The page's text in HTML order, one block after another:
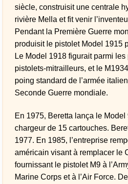
siècle, construisit une centrale
rivière Mella et fit venir
Pendant la Première Guerre
produisit le pistolet Model 1915
Le Model 1918 figurait parmi
pistolets-mitrailleurs, et le
poing standard de l’armée
Seconde Guerre mondiale.
En 1975, Beretta lança le
chargeur de 15 cartouches.
1977. En 1985, l’entreprise
américain visant à remplacer le
fournissant le pistolet M9 à
Marine Corps et à l’Air Force.